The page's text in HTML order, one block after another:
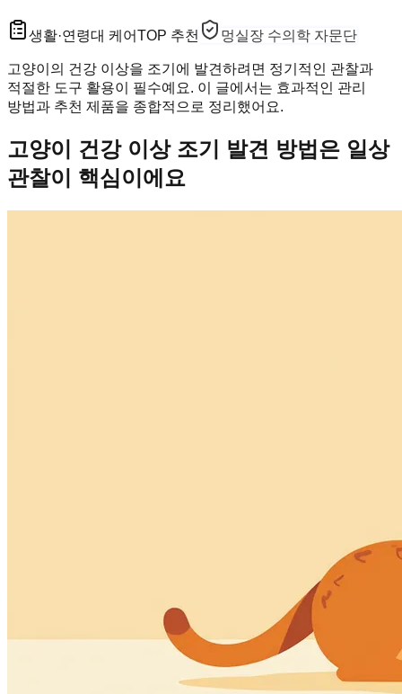
생활·연령대 케어TOP 추천 멍실장 수의학 자문단
고양이의 건강 이상을 조기에 발견하려면 정기적인 관찰과
적절한 도구 활용이 필수예요. 이 글에서는 효과적인 관리
방법과 추천 제품을 종합적으로 정리했어요.
고양이 건강 이상 조기 발견 방법은 일상
관찰이 핵심이에요